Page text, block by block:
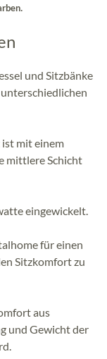
.
und Sitzbänke
mit einem
mittlere Schicht
eingewickelt.
für einen
Sitzkomfort zu
aus
und Gewicht der